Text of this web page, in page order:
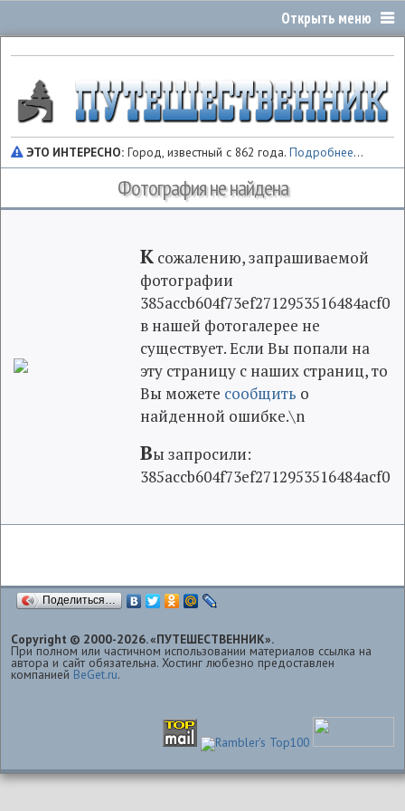
ЭТО ИНТЕРЕСНО: Город, известный с 862 года.Подробнее...
Фотография не найдена
К сожалению, запрашиваемой
фотографии
385accb604f73ef2712953516484acf0
в нашей фотогалерее не
существует. Если Вы попали на
эту страницу с наших страниц, то
Вы можете сообщить о
найденной ошибке.\n
Вы запросили:
385accb604f73ef2712953516484acf0
Поделиться…
Copyright © 2000-2026. «ПУТЕШЕСТВЕННИК».
При полном или частичном использовании материалов ссылка на
автора и сайт обязательна. Хостинг любезно предоставлен
компанией BeGet.ru.